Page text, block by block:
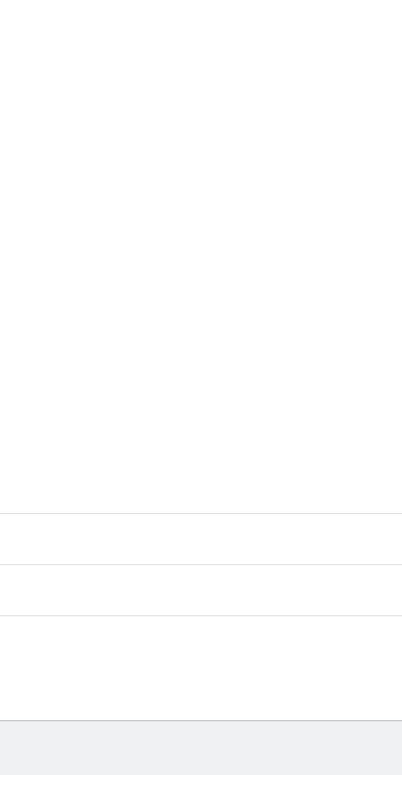
y pasos clave
prácticas
clave
de datos de Confluence
o SSoT (Single Source of Truth)
ventajas y ejemplos
y pasos clave
y mejores prácticas
y componentes clave
mediante automatizaciones
hacer con las bases de datos de Confluence
bases de datos de Confluence
(próximamente)